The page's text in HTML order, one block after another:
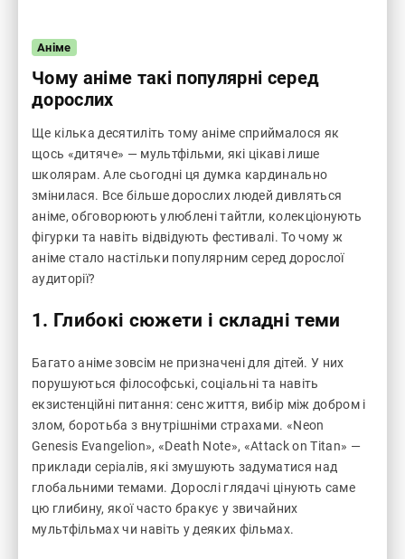
Аніме
Чому аніме такі популярні серед
дорослих
Ще кілька десятиліть тому аніме сприймалося як
щось «дитяче» — мультфільми, які цікаві лише
школярам. Але сьогодні ця думка кардинально
змінилася. Все більше дорослих людей дивляться
аніме, обговорюють улюблені тайтли, колекціонують
фігурки та навіть відвідують фестивалі. То чому ж
аніме стало настільки популярним серед дорослої
аудиторії?
1. Глибокі сюжети і складні теми
Багато аніме зовсім не призначені для дітей. У них
порушуються філософські, соціальні та навіть
екзистенційні питання: сенс життя, вибір між добром і
злом, боротьба з внутрішніми страхами. «Neon
Genesis Evangelion», «Death Note», «Attack on Titan» —
приклади серіалів, які змушують задуматися над
глобальними темами. Дорослі глядачі цінують саме
цю глибину, якої часто бракує у звичайних
мультфільмах чи навіть у деяких фільмах.